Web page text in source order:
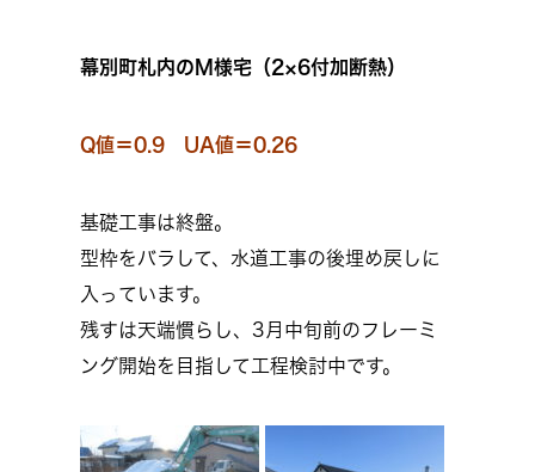
幕別町札内のM様宅（2×6付加断熱）
Q値＝0.9 UA値＝0.26
基礎工事は終盤。
型枠をバラして、水道工事の後埋め戻しに
入っています。
残すは天端慣らし、3月中旬前のフレーミ
ング開始を目指して工程検討中です。